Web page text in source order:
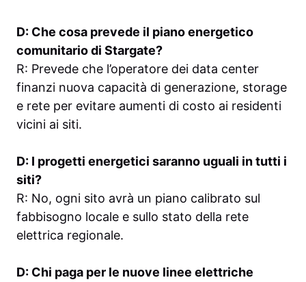
D: Che cosa prevede il piano energetico
comunitario di Stargate?
R: Prevede che l’operatore dei data center
finanzi nuova capacità di generazione, storage
e rete per evitare aumenti di costo ai residenti
vicini ai siti.
D: I progetti energetici saranno uguali in tutti i
siti?
R: No, ogni sito avrà un piano calibrato sul
fabbisogno locale e sullo stato della rete
elettrica regionale.
D: Chi paga per le nuove linee elettriche